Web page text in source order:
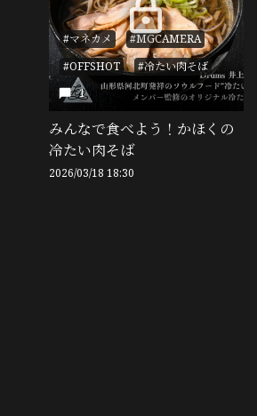
#マネカメ
#MGCAMERA
#OFFSHOT
#冷たい肉そば
1
みんなで食べよう！かほくの
冷たい肉そば
2026/03/18 18:30